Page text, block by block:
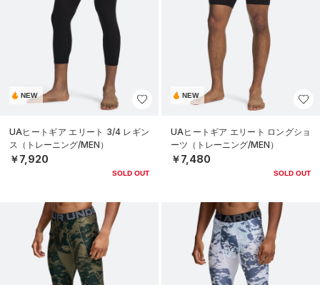
NEW
UAヒートギア エリート 3/4 レギン
ス（トレーニング/MEN）
￥7,920
SOLD OUT
NEW
UAヒートギア エリート ロングショ
ーツ（トレーニング/MEN）
￥7,480
SOLD OUT